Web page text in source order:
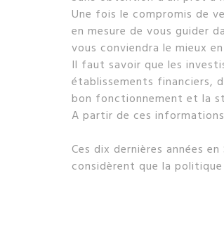
Une fois le compromis de
en mesure de vous guider
vous conviendra le mieux
Il faut savoir que les
établissements financiers,
bon fonctionnement et la
A partir de ces
Ces dix dernières années
considèrent que la